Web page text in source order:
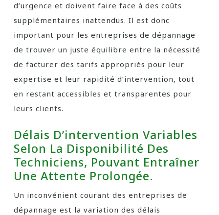
d’urgence et doivent faire face à des coûts
supplémentaires inattendus. Il est donc
important pour les entreprises de dépannage
de trouver un juste équilibre entre la nécessité
de facturer des tarifs appropriés pour leur
expertise et leur rapidité d’intervention, tout
en restant accessibles et transparentes pour
leurs clients.
Délais D’intervention Variables
Selon La Disponibilité Des
Techniciens, Pouvant Entraîner
Une Attente Prolongée.
Un inconvénient courant des entreprises de
dépannage est la variation des délais